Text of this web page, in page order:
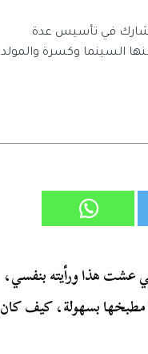
مصري، كتب ٧ روايات وشارك في تأسيس عدة
السينما وكسرة والمولد
عشت هذا ورأيته بنفسي،
مطبخها بسهولة، كيف كان